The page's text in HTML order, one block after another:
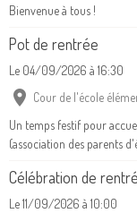
Bienvenue à tous !
Pot de rentrée
Le 04/09/2026 à 16:30
Cour de l'école
Un temps festif pour
(association des parents
Célébration de
Le 11/09/2026 à 10:00